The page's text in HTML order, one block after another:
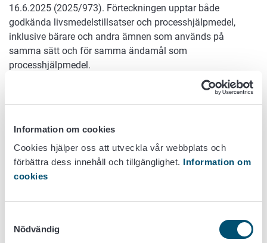
Information om cookies
Cookies hjälper oss att utveckla vår webbplats och
förbättra dess innehåll och tillgänglighet. Information om
cookies
Nödvändig
16.6.2025 (2025/973). Förteckningen upptar både
godkända livsmedelstillsatser och processhjälpmedel,
inklusive bärare och andra ämnen som används på
samma sätt och för samma ändamål som
processhjälpmedel.
Processhjälpmedel som används i ekoprodukter ska vara
förenliga med villkoren i godkännandena enligt förordning
Förteckningen innehåller bl.a. följande ändringar:
Bivax